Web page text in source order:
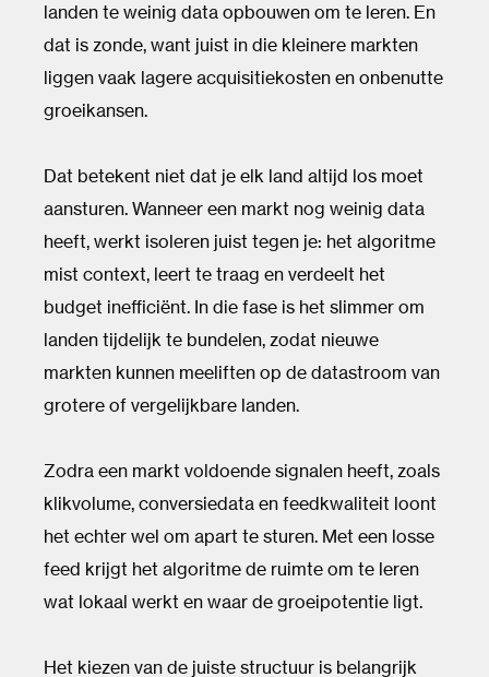
landen te weinig data opbouwen om te leren. En
dat is zonde, want juist in die kleinere markten
liggen vaak lagere acquisitiekosten en onbenutte
groeikansen.
Dat betekent niet dat je elk land altijd los moet
aansturen. Wanneer een markt nog weinig data
heeft, werkt isoleren juist tegen je: het algoritme
mist context, leert te traag en verdeelt het
budget inefficiënt. In die fase is het slimmer om
landen tijdelijk te bundelen, zodat nieuwe
markten kunnen meeliften op de datastroom van
grotere of vergelijkbare landen.
Zodra een markt voldoende signalen heeft, zoals
klikvolume, conversiedata en feedkwaliteit loont
het echter wel om apart te sturen. Met een losse
feed krijgt het algoritme de ruimte om te leren
wat lokaal werkt en waar de groeipotentie ligt.
Het kiezen van de juiste structuur is belangrijk